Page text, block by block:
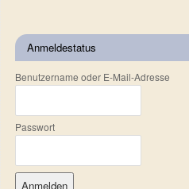
Anmeldestatus
Benutzername oder E-Mail-Adresse
Passwort